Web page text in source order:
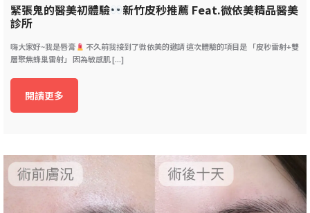
緊張鬼的醫美初體驗 新竹皮秒推薦 Feat.微依美精品醫美
診所
嗨大家好~我是唇膏
不久前我接到了微依美的邀請 這次體驗的項目是 「皮秒雷射+雙
層聚焦蜂巢雷射」 因為敏感肌 [...]
閱讀更多